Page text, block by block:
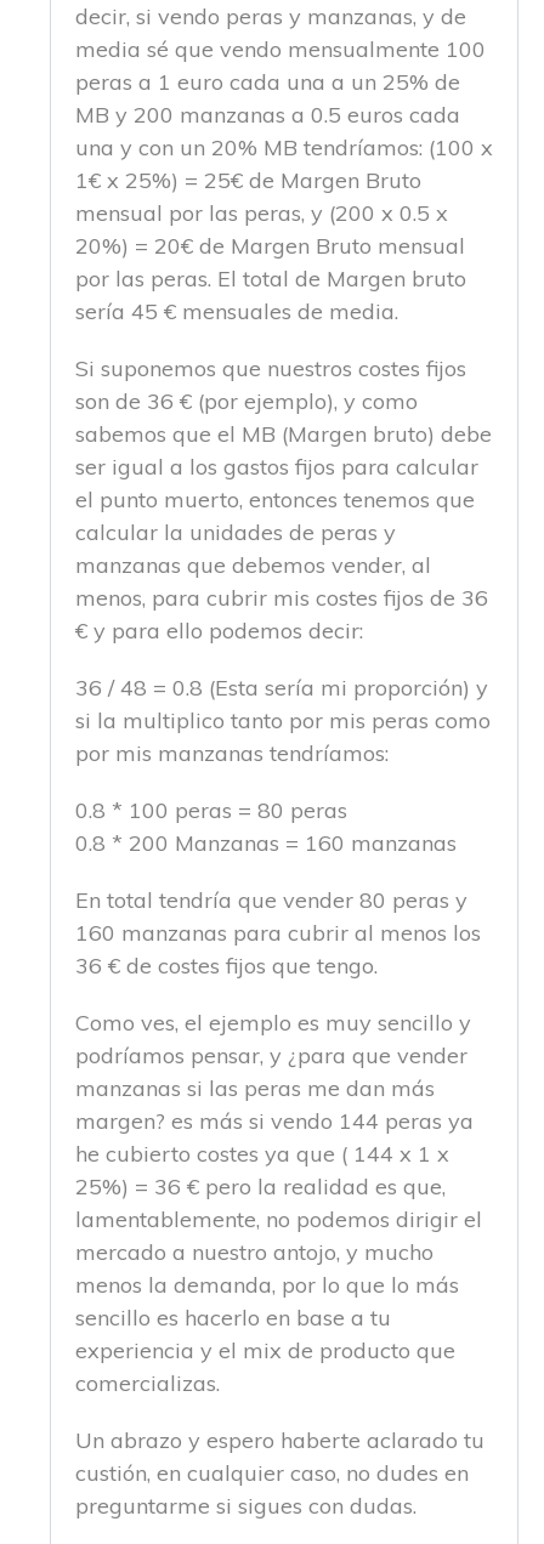
decir, si vendo peras y manzanas, y de
media sé que vendo mensualmente 100
peras a 1 euro cada una a un 25% de
MB y 200 manzanas a 0.5 euros cada
una y con un 20% MB tendríamos: (100 x
1€ x 25%) = 25€ de Margen Bruto
mensual por las peras, y (200 x 0.5 x
20%) = 20€ de Margen Bruto mensual
por las peras. El total de Margen bruto
sería 45 € mensuales de media.
Si suponemos que nuestros costes fijos
son de 36 € (por ejemplo), y como
sabemos que el MB (Margen bruto) debe
ser igual a los gastos fijos para calcular
el punto muerto, entonces tenemos que
calcular la unidades de peras y
manzanas que debemos vender, al
menos, para cubrir mis costes fijos de 36
€ y para ello podemos decir:
36 / 48 = 0.8 (Esta sería mi proporción) y
si la multiplico tanto por mis peras como
por mis manzanas tendríamos:
0.8 * 100 peras = 80 peras
0.8 * 200 Manzanas = 160 manzanas
En total tendría que vender 80 peras y
160 manzanas para cubrir al menos los
36 € de costes fijos que tengo.
Como ves, el ejemplo es muy sencillo y
podríamos pensar, y ¿para que vender
manzanas si las peras me dan más
margen? es más si vendo 144 peras ya
he cubierto costes ya que ( 144 x 1 x
25%) = 36 € pero la realidad es que,
lamentablemente, no podemos dirigir el
mercado a nuestro antojo, y mucho
menos la demanda, por lo que lo más
sencillo es hacerlo en base a tu
experiencia y el mix de producto que
comercializas.
Un abrazo y espero haberte aclarado tu
custión, en cualquier caso, no dudes en
preguntarme si sigues con dudas.